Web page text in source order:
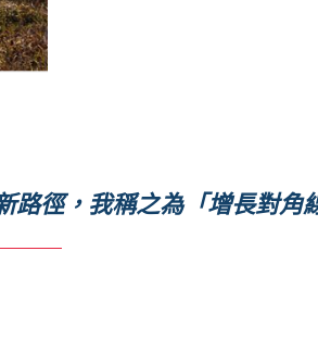
路徑，我稱之為「增長對角